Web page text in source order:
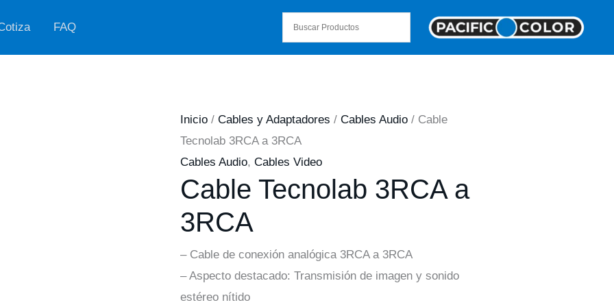
FAQ
Inicio/ Cables y Adaptadores / Cables Audio/ Cable
Tecnolab 3RCA a 3RCA
Cables Audio, Cables Video
Cable Tecnolab 3RCA a
3RCA
– Cable de conexión analógica 3RCA a 3RCA
– Aspecto destacado: Transmisión de imagen y sonido
estéreo nítido